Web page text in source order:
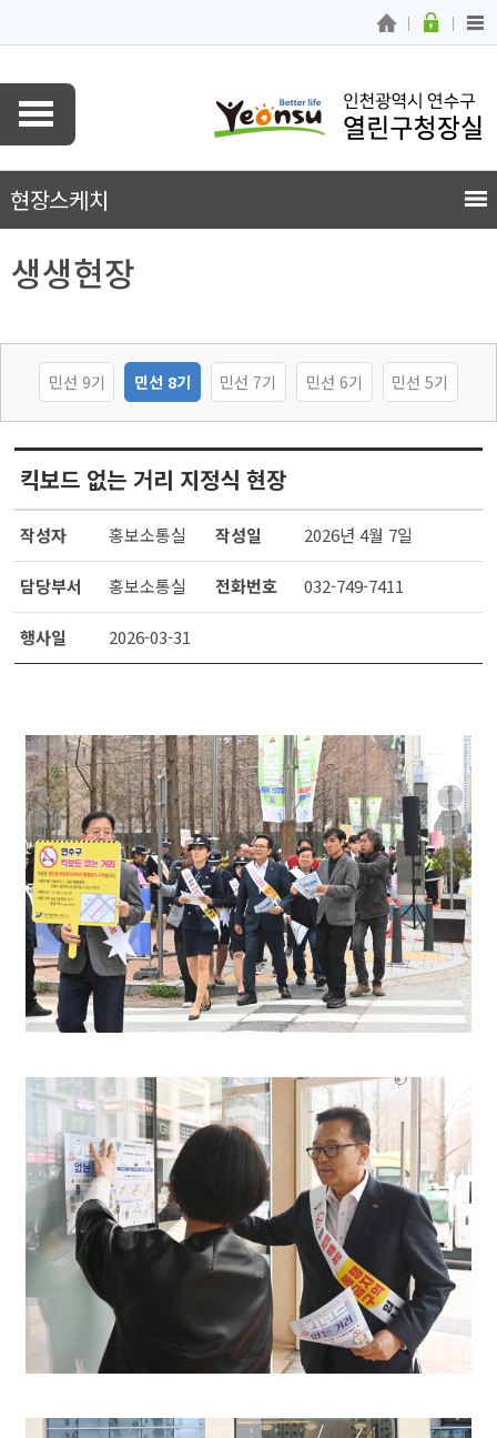
현장스케치
생생현장
민선 9기 민선 8기 민선 7기 민선 6기 민선 5기
킥보드 없는 거리 지정식 현장
작성자 홍보소통실 작성일 2026년 4월 7일
담당부서 홍보소통실 전화번호 032-749-7411
행사일 2026-03-31